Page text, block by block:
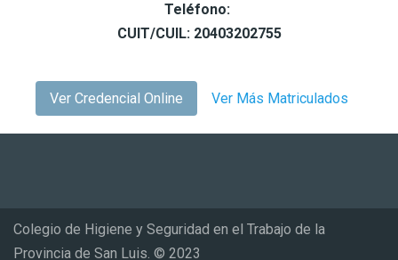
Teléfono:
CUIT/CUIL: 20403202755
Ver Credencial Online Ver Más Matriculados
Colegio de Higiene y Seguridad en el Trabajo de la
Provincia de San Luis. © 2023